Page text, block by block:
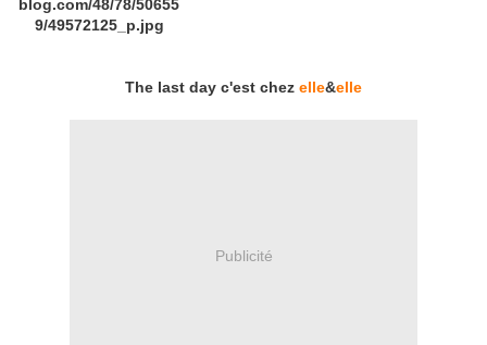
The last day c'est chez elle&elle
Publicité